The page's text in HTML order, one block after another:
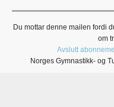
Du mottar denne mailen fordi
om
Avslutt
Norges Gymnastikk- og